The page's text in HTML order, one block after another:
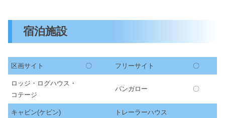
宿泊施設
区画サイト 〇 フリーサイト 〇
ロッジ・ログハウス・
コテージ
バンガロー 〇
キャビン(ケビン) トレーラーハウス